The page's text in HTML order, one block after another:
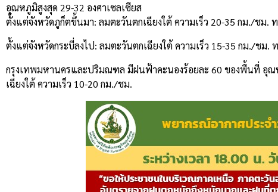
อุณหภูมิสูงสุด 29-32 องศาเซลเซียส
ตั้งแต่จังหวัดภูก็ตขึ้นมา: ลมตะวันตกเฉียงใต้ ความเร็ว 20-35 กม./ชม
ตั้งแต่จังหวัดกระบี่ลงไป: ลมตะวันตกเฉียงใต้ ความเร็ว 15-35 กม./ช
กรุงเทพมหานครและปริมณฑล มีฝนฟ้าคะนองร้อยละ 60 ของพื้นที่ อุณ
เฉียงใต้ ความเร็ว 10-20 กม./ชม.